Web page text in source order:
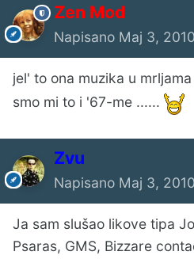
Zen Mod
Napisano Maj 3, 2010
jel' to ona muzika u mrljama
smo mi to i '67-me ......
Zvu
Napisano Maj 3, 2010
Ja sam slušao likove tipa
Psaras, GMS, Bizzare